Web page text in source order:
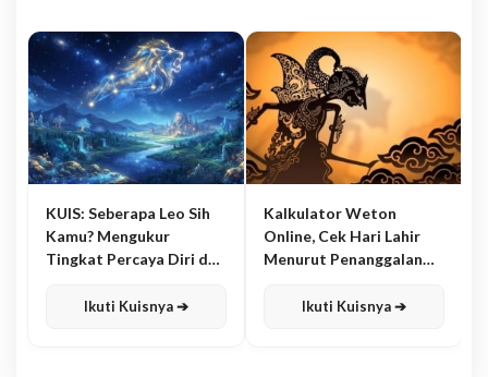
KUIS: Seberapa Leo Sih
Kamu? Mengukur
Tingkat Percaya Diri dan
Ikuti Kuisnya ➔
Kalkulator Weton
Online, Cek Hari Lahir
Menurut Penanggalan
Ikuti Kuisnya ➔